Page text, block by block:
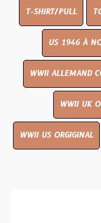
T-SHIRT/PULL
US 1946 À
WWII ALLEMAND
WWII UK
WWII US ORGIGINAL